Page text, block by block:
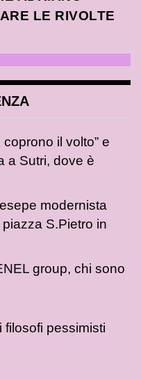
LE RIVOLTE
il volto” e
a Sutri, dove è
modernista
S.Pietro in
group, chi sono
filosofi pessimisti